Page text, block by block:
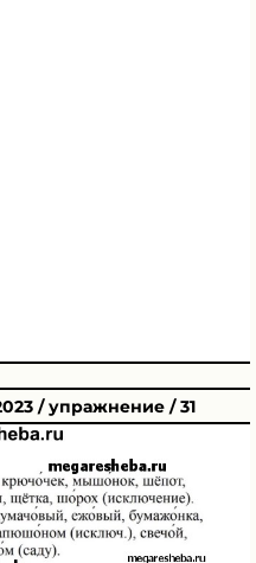
/ упражнение / 31